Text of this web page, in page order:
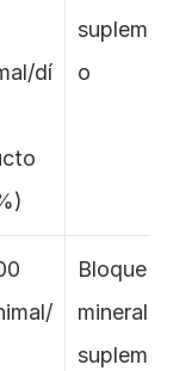
dí
o
Bloque
mineral,